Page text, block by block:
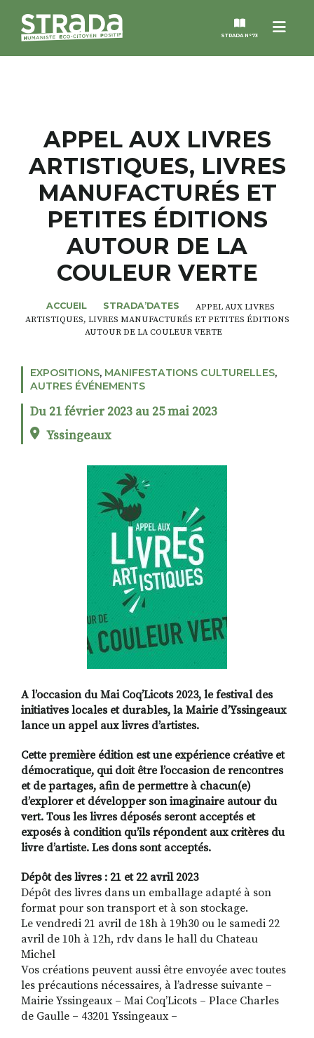
Menu
STRADA N°73
MAGAZINES
NOS THÈMES
STRADA’DATES
ALTER STRADA
RECHERCHER
S'ABONNER
S'INSCRIRE À LA NEWSLETTER
FACEBOOKINSTAGRAM
LINKEDINYOUTUBE
APPEL AUX LIVRES
ARTISTIQUES, LIVRES
MANUFACTURÉS ET
PETITES ÉDITIONS
AUTOUR DE LA
COULEUR VERTE
ACCUEIL STRADA’DATES
APPEL AUX LIVRES
ARTISTIQUES, LIVRES MANUFACTURÉS ET PETITES ÉDITIONS
AUTOUR DE LA COULEUR VERTE
EXPOSITIONS, MANIFESTATIONS CULTURELLES,
AUTRES ÉVÉNEMENTS
Du 21 février 2023 au 25 mai 2023
Yssingeaux
A l’occasion du Mai Coq’Licots 2023, le festival des
initiatives locales et durables, la Mairie d’Yssingeaux
lance un appel aux livres d’artistes.
Cette première édition est une expérience créative et
démocratique, qui doit être l’occasion de rencontres
et de partages, afin de permettre à chacun(e)
d’explorer et développer son imaginaire autour du
vert. Tous les livres déposés seront acceptés et
exposés à condition qu’ils répondent aux critères du
livre d’artiste. Les dons sont acceptés.
Dépôt des livres : 21 et 22 avril 2023
Dépôt des livres dans un emballage adapté à son
format pour son transport et à son stockage.
Le vendredi 21 avril de 18h à 19h30 ou le samedi 22
avril de 10h à 12h, rdv dans le hall du Chateau
Michel
Vos créations peuvent aussi être envoyée avec toutes
les précautions nécessaires, à l’adresse suivante –
Mairie Yssingeaux – Mai Coq’Licots – Place Charles
de Gaulle – 43201 Yssingeaux –